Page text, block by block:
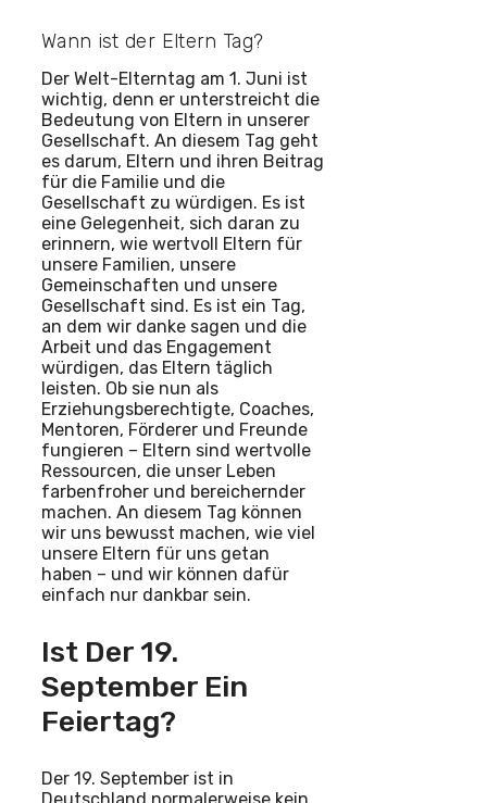
Wann ist der Eltern Tag?
Der Welt-Elterntag am 1. Juni ist
wichtig, denn er unterstreicht die
Bedeutung von Eltern in unserer
Gesellschaft. An diesem Tag geht
es darum, Eltern und ihren Beitrag
für die Familie und die
Gesellschaft zu würdigen. Es ist
eine Gelegenheit, sich daran zu
erinnern, wie wertvoll Eltern für
unsere Familien, unsere
Gemeinschaften und unsere
Gesellschaft sind. Es ist ein Tag,
an dem wir danke sagen und die
Arbeit und das Engagement
würdigen, das Eltern täglich
leisten. Ob sie nun als
Erziehungsberechtigte, Coaches,
Mentoren, Förderer und Freunde
fungieren – Eltern sind wertvolle
Ressourcen, die unser Leben
farbenfroher und bereichernder
machen. An diesem Tag können
wir uns bewusst machen, wie viel
unsere Eltern für uns getan
haben – und wir können dafür
einfach nur dankbar sein.
Ist Der 19.
September Ein
Feiertag?
Der 19. September ist in
Deutschland normalerweise kein